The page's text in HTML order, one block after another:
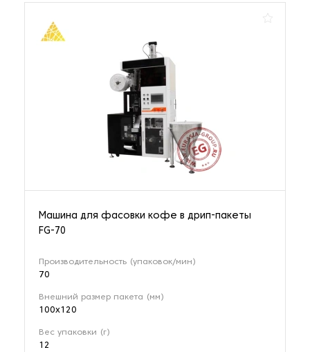
Машина для фасовки кофе в дрип-пакеты
FG-70
Производительность (упаковок/мин)
70
Внешний размер пакета (мм)
100х120
Вес упаковки (г)
12